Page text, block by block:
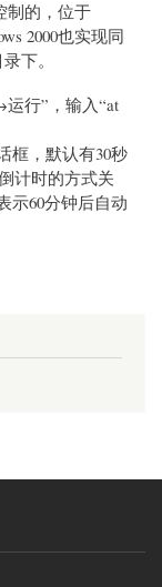
制的，位于
2000也实现同
下。
行”，输入“at
框，默认有30秒
计时的方式关
示60分钟后自动